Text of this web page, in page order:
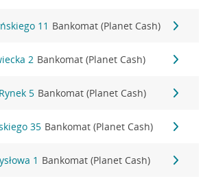
11 Bankomat (Planet Cash)
2 Bankomat (Planet Cash)
5 Bankomat (Planet Cash)
35 Bankomat (Planet Cash)
1 Bankomat (Planet Cash)